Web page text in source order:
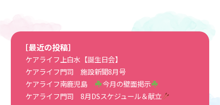
［最近の投稿］
ケアライフ上白水【誕生日会】
ケアライフ門司 施設新聞8月号
ケアライフ南鹿児島
今月の壁面掲示
ケアライフ門司 8月DSスケジュール＆献立